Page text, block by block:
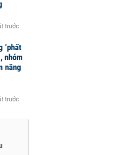
trước
‘phất
nhóm
năng
trước